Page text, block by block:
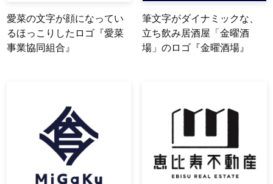
愛菜の文字が顔になってい
るほっこりしたロゴ『愛菜
事業協同組合』
筆文字がダイナミックな、
立ち飲み居酒屋「金曜酒
場」のロゴ『金曜酒場』